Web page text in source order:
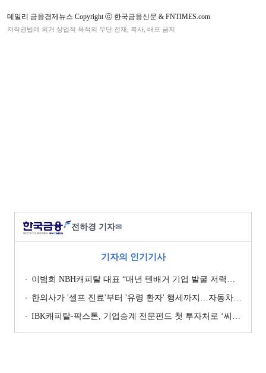
데일리 금융경제뉴스 Copyright ⓒ 한국금융신문 & FNTIMES.com
저작권법에 의거 상업적 목적의 무단 전재, 복사, 배포 금지
전하경 기자✉
기자의 인기기사
이범희 NBH캐피탈 대표 “매년 텐배거 기업 발굴 저력…올해 ROE 20% 목표”
한의사가 '셀프 진료'부터 '유령 환자' 행세까지…자동차보험 악용 심각 [경상환자 8주룰 도입 초읽기]
IBK캐피탈-팍스톤, 기업승계 전문펀드 첫 투자처로 ‘씨엠디기술단’ 낙점 [캐피탈사 돋보기]